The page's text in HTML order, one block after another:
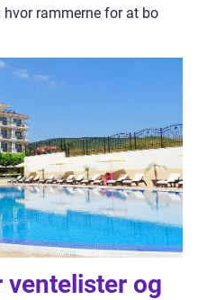
hvor rammerne for at bo
ventelister og